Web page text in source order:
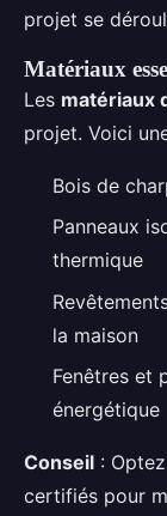
projet se
Matériaux
Les matériaux
projet. Voici
Bois de
Panneaux
thermique
la maison
Fenêtres et
énergétique
Conseil :
certifiés pour